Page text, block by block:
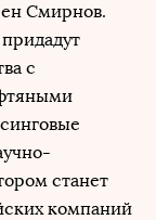
Смирнов.
с
станет
компаний